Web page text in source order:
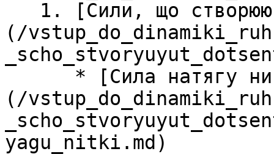
(/
(/
yagu_nitki.md)